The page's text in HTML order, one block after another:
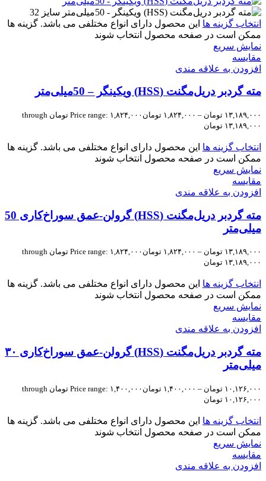
انتخاب گزینه ها این محصول دارای انواع مختلفی می باشد. گزینه ها
ممکن است در صفحه محصول انتخاب شوند
نمایش سریع
مقايسه
افزودن به علاقه مندی
مته گردبر دریل‌مگنت (HSS) ویکینگر – 50میلی‌متر
۱۳,۱۸۹,۰۰۰ تومان – ۱,۸۲۴,۰۰۰ تومان
Price range: ۱,۸۲۴,۰۰۰ تومان through
۱۳,۱۸۹,۰۰۰ تومان
انتخاب گزینه ها این محصول دارای انواع مختلفی می باشد. گزینه ها
ممکن است در صفحه محصول انتخاب شوند
نمایش سریع
مقايسه
افزودن به علاقه مندی
مته گردبر دریل‌مگنت (HSS) گرولن-عمق سوراخ‌کاری 50
میلی‌متر
۱۳,۱۸۹,۰۰۰ تومان – ۱,۸۲۴,۰۰۰ تومان
Price range: ۱,۸۲۴,۰۰۰ تومان through
۱۳,۱۸۹,۰۰۰ تومان
انتخاب گزینه ها این محصول دارای انواع مختلفی می باشد. گزینه ها
ممکن است در صفحه محصول انتخاب شوند
نمایش سریع
مقايسه
افزودن به علاقه مندی
مته گردبر دریل‌مگنت (HSS) گرولن-عمق سوراخ‌کاری ۳۰
میلی‌متر
۱۰,۱۲۶,۰۰۰ تومان – ۱,۴۰۰,۰۰۰ تومان
Price range: ۱,۴۰۰,۰۰۰ تومان through
۱۰,۱۲۶,۰۰۰ تومان
انتخاب گزینه ها این محصول دارای انواع مختلفی می باشد. گزینه ها
ممکن است در صفحه محصول انتخاب شوند
نمایش سریع
مقايسه
افزودن به علاقه مندی